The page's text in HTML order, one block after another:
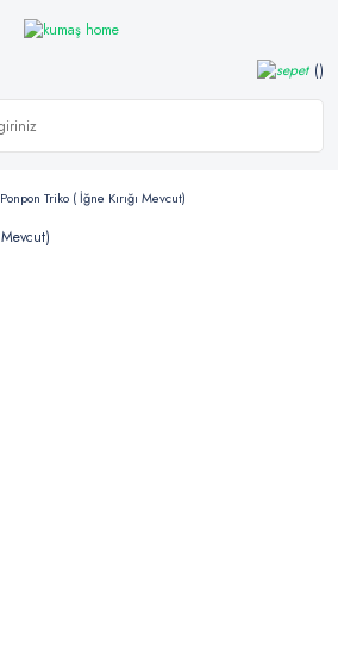
Ponpon Triko ( İğne Kırığı Mevcut)